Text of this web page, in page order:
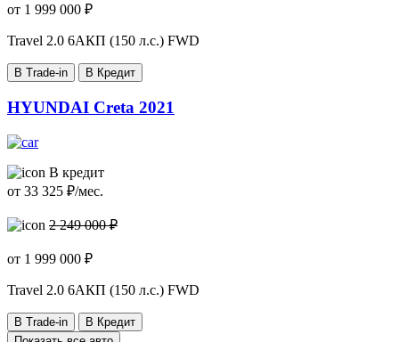
от 1 999 000 ₽
Travel 2.0 6AКП (150 л.с.) FWD
В Trade-in В Кредит
HYUNDAI Creta 2021
В кредит
от 33 325 ₽/мес.
2 249 000 ₽
от 1 999 000 ₽
Travel 2.0 6AКП (150 л.с.) FWD
В Trade-in
В Кредит